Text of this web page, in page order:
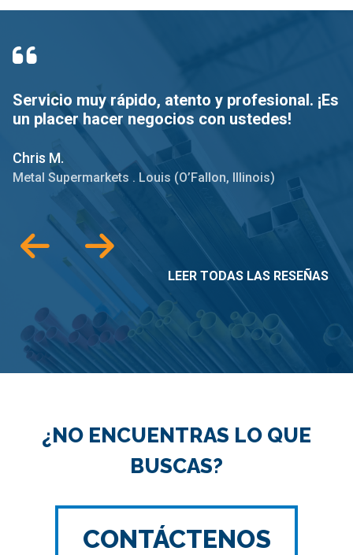
Servicio muy rápido, atento y profesional. ¡Es
un placer hacer negocios con ustedes!
Chris M.
Metal Supermarkets . Louis (O’Fallon, Illinois)
LEER TODAS LAS RESEÑAS
¿NO ENCUENTRAS LO QUE
BUSCAS?
CONTÁCTENOS